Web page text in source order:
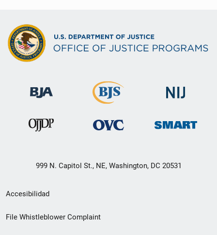
999 N. Capitol St., NE, Washington, DC 20531
Menú
de
Accesibilidad
File Whistleblower Complaint